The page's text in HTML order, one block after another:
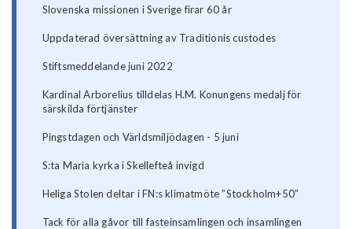
Slovenska missionen i Sverige firar 60 år
Uppdaterad översättning av Traditionis custodes
Stiftsmeddelande juni 2022
Kardinal Arborelius tilldelas H.M. Konungens medalj för
särskilda förtjänster
Pingstdagen och Världsmiljödagen - 5 juni
S:ta Maria kyrka i Skellefteå invigd
Heliga Stolen deltar i FN:s klimatmöte ”Stockholm+50”
Tack för alla gåvor till fasteinsamlingen och insamlingen